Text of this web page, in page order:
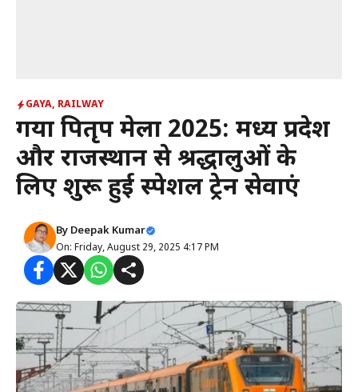
GAYA, RAILWAY
गया पितृपक्ष मेला 2025: मध्य प्रदेश
और राजस्थान से श्रद्धालुओं के
लिए शुरू हुई स्पेशल ट्रेन सेवाएं
By Deepak Kumar
On: Friday, August 29, 2025 4:17 PM